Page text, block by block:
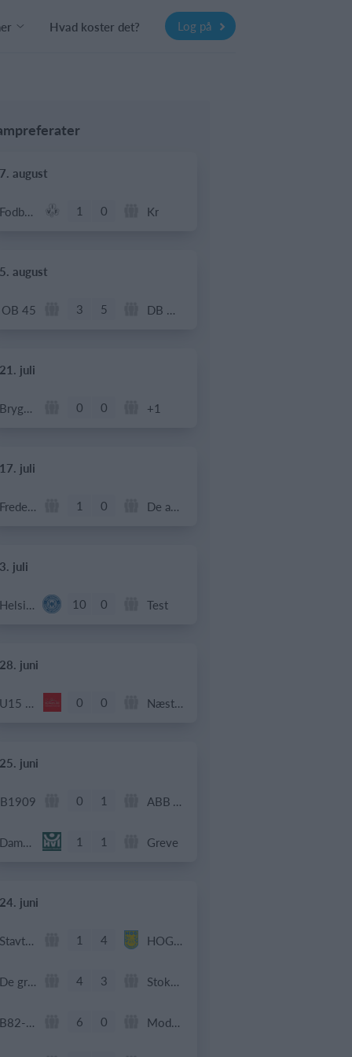
Hvad koster det? Log på
7. august
Fodbold - Årgang 2014 1 0 Kr
5. august
OB 45 3 5 DB Oldboys
21. juli
Bryggebold 0 0 +1
17. juli
Frederiksberg Floorball Fighters 1 0 De andre
3. juli
Helsingør If Senior 10 0 Test
28. juni
U15 piger 0 0 Næstved
25. juni
B1909 0 1 ABB Veteran
Dame Senior 1 1 Greve
24. juni
Stavtrup 1 4 HOG OB50
De grønne bude 4 3 Stokehagen
B82-Fodbold-Fitness-U50 6 0 Modstander